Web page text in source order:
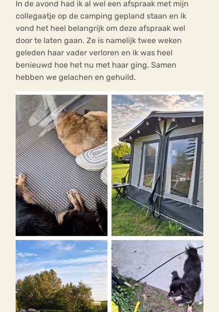
In de avond had ik al wel een afspraak met mijn
collegaatje op de camping gepland staan en ik
vond het heel belangrijk om deze afspraak wel
door te laten gaan. Ze is namelijk twee weken
geleden haar vader verloren en ik was heel
benieuwd hoe het nu met haar ging. Samen
hebben we gelachen en gehuild.